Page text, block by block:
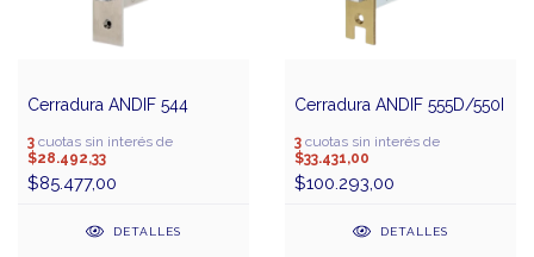
Cerradura ANDIF 544
3 cuotas sin interés de
$28.492,33
$85.477,00
DETALLES
Cerradura ANDIF 555D/550I
3 cuotas sin interés de
$33.431,00
$100.293,00
DETALLES